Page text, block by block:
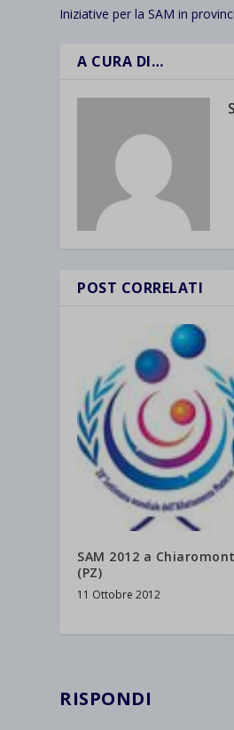
Iniziative per la SAM in
A CURA DI…
POST CORRELATI
SAM 2012 a
(PZ)
11 Ottobre 2012
RISPONDI